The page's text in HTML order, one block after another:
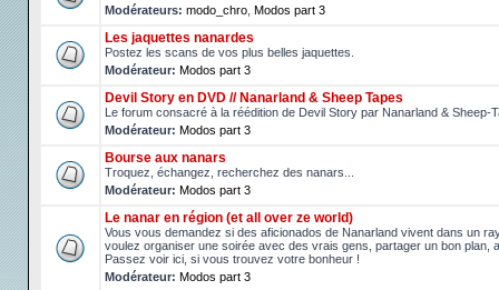
Modérateurs: modo_chro Modos part 3
Les jaquettes nanardes
Postez les scans de vos plus belles jaquettes.
Modérateur: Modos part 3
Devil Story en DVD // Nanarland & Sheep Tapes
Le forum consacré à la réédition de Devil Story par Nanarland & Sheep-
Modérateur: Modos part 3
Bourse aux nanars
Troquez, échangez, recherchez des nanars...
Modérateur: Modos part 3
Le nanar en région (et all over ze world)
Vous vous demandez si des aficionados de Nanarland vivent dans un
voulez organiser une soirée avec des vrais gens, partager un bon plan,
Passez voir ici, si vous trouvez votre bonheur !
Modérateur: Modos part 3